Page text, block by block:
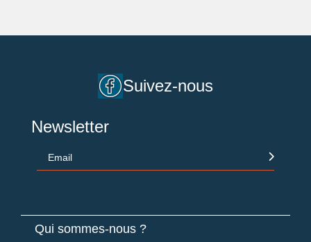
Suivez-nous
Newsletter
Email
Qui sommes-nous ?